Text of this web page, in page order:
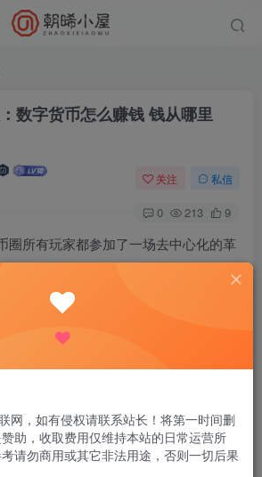
数字货币怎么赚钱 钱从哪里
关注 私信
0 213 9
圈所有玩家都参加了一场去中心化的革
是先了解清楚数字货币到底是如何赚钱
网，如有侵权请联系站长！将第一时间删
助，收取费用仅维持本站的日常运营所
请勿商用或其它非法用途，否则一切后果